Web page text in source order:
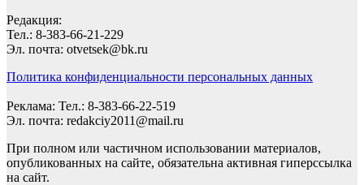
Редакция:
Тел.: 8-383-66-21-229
Эл. почта: otvetsek@bk.ru
Политика конфиденциальности персональных данных
Реклама: Тел.: 8-383-66-22-519
Эл. почта: redakciy2011@mail.ru
При полном или частичном использовании материалов,
опубликованных на сайте, обязательна активная гиперссылка
на сайт.